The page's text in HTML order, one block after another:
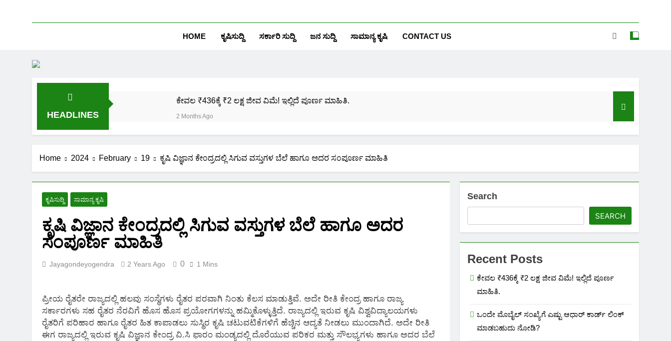
HOME ಕೃಷಿಸುದ್ದಿ ಸರ್ಕಾರಿ ಸುದ್ದಿ ಜನ ಸುದ್ದಿ ಸಾಮಾನ್ಯ ಕೃಷಿ CONTACT US
HEADLINES
ಕೇವಲ ₹436ಕ್ಕೆ ₹2 ಲಕ್ಷ ಜೀವ ವಿಮೆ! ಇಲ್ಲಿದೆ ಪೂರ್ಣ ಮಾಹಿತಿ.
2 Months Ago
ಪಿಎಂ ಕಿಸಾನ್ ಯೋಜನೆಗೆ ನೊಂದಾಯಿಸಿಕೊಳ್ಳುವುದು ಹೇಗೆ?
ಜಾತಿ, ಆದಾಯ ಪ್ರಮಾಣ ಪತ್ರ ಬರೀ 40 ರೂ.ಗಳಿಗೆ ನಿಮ್ಮ ಪಂಚಾಯ್ತಿಯಲ್ಲೇ ಪಡೆಯಿರಿ!
2 Months Ago
ನಿಮ್ಮ ಆಧಾರ್ ಕಾರ್ಡ್‌ಗೆ ಎಷ್ಟು ಮೊಬೈಲ್ ನಂಬರ ಲಿಂಕ್ ಇದೆ ಗೊತ್ತಾ!
2 Months Ago
Home 2024 February 19 ಕೃಷಿ ವಿಜ್ಞಾನ ಕೇಂದ್ರದಲ್ಲಿ ಸಿಗುವ ವಸ್ತುಗಳ‌ ಬೆಲೆ ಹಾಗೂ ಅದರ ಸಂಪೂರ್ಣ ಮಾಹಿತಿ
ಕೃಷಿಸುದ್ದಿ ಸಾಮಾನ್ಯ ಕೃಷಿ
ಕೃಷಿ ವಿಜ್ಞಾನ ಕೇಂದ್ರದಲ್ಲಿ ಸಿಗುವ ವಸ್ತುಗಳ‌ ಬೆಲೆ ಹಾಗೂ ಅದರ
ಸಂಪೂರ್ಣ ಮಾಹಿತಿ
Jayagondeyogendra 2 Years Ago 0 1 Mins
ಪ್ರೀಯ ರೈತರೇ ರಾಜ್ಯದಲ್ಲಿ ಹಲವು ಸಂಸ್ಥೆಗಳು ರೈತರ ಪರವಾಗಿ ನಿಂತು ಕೆಲಸ ಮಾಡುತ್ತಿವೆ. ಅದೇ ರೀತಿ ಕೇಂದ್ರ ಹಾಗೂ ರಾಜ್ಯ
ಸರ್ಕಾರಗಳು ಸಹ ರೈತರ ನೆರವಿಗೆ ಹೊಸ ಹೊಸ ಪ್ರಯೋಗಗಳನ್ನು ಹಮ್ಮಿಕೊಳ್ಳುತ್ತಿದೆ. ರಾಜ್ಯದಲ್ಲಿ ಇರುವ ಕೃಷಿ ವಿಶ್ವವಿದ್ಯಾಲಯಗಳು
ರೈತರಿಗೆ ಪರಿಹಾರ ಹಾಗೂ ರೈತರ ಹಿತ ಕಾಪಾಡಲು ಸುಸ್ಥಿರ ಕೃಷಿ ಚಟುವಟಿಕೆಗಳಿಗೆ ಹೆಚ್ಚಿನ ಆದ್ಯತೆ ನೀಡಲು ಮುಂದಾಗಿದೆ. ಅದೇ ರೀತಿ
ಈಗ ರಾಜ್ಯದಲ್ಲಿ ಇರುವ ಕೃಷಿ ವಿಜ್ಞಾನ ಕೇಂದ್ರ ವಿ.ಸಿ ಫಾರಂ ಮಂಡ್ಯದಲ್ಲಿ ದೊರೆಯುವ ಪರಿಕರ ಮತ್ತು ಸೌಲಭ್ಯಗಳು ಹಾಗೂ ಅದರ ಬೆಲೆ‌
Search
SEARCH
Recent Posts
ಕೇವಲ ₹436ಕ್ಕೆ ₹2 ಲಕ್ಷ ಜೀವ ವಿಮೆ! ಇಲ್ಲಿದೆ ಪೂರ್ಣ
ಮಾಹಿತಿ.
ಒಂದೇ ಮೊಬೈಲ್ ಸಂಖ್ಯೆಗೆ ಎಷ್ಟು ಆಧಾರ್ ಕಾರ್ಡ್ ಲಿಂಕ್
ಮಾಡಬಹುದು ನೋಡಿ?